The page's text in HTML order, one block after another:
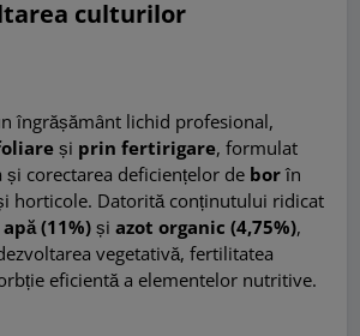
culturilor
îngrășământ lichid profesional,
și prin fertirigare, formulat
corectarea deficiențelor de borîn
horticole. Datorită conținutului ridicat
(11%) șiazot organic (4,75%),
vegetativă, fertilitatea
eficientă a elementelor nutritive.